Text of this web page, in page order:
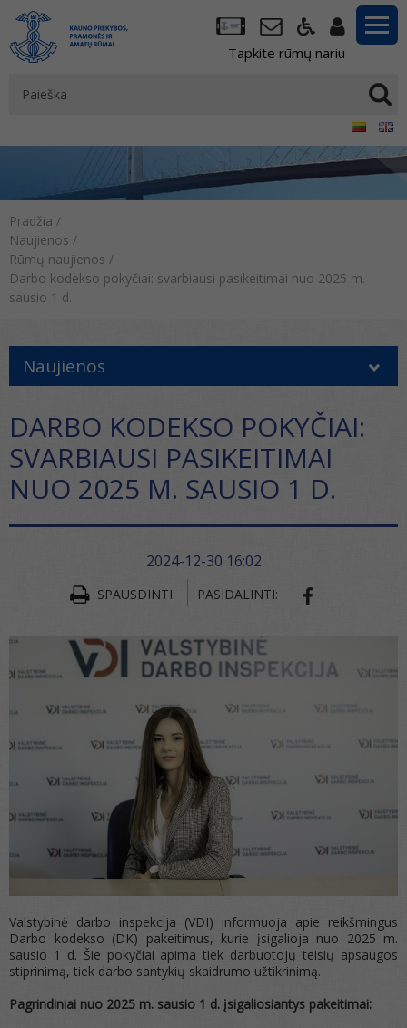
Tapkite rūmų nariu
Pradžia /
Naujienos /
Rūmų naujienos /
Darbo kodekso pokyčiai: svarbiausi pasikeitimai nuo 2025 m.
sausio 1 d.
Naujienos
DARBO KODEKSO POKYČIAI:
SVARBIAUSI PASIKEITIMAI
NUO 2025 M. SAUSIO 1 D.
2024-12-30 16:02
SPAUSDINTI: PASIDALINTI:
Valstybinė darbo inspekcija (VDI) informuoja apie reikšmingus
Darbo kodekso (DK) pakeitimus, kurie įsigalioja nuo 2025 m.
sausio 1 d. Šie pokyčiai apima tiek darbuotojų teisių apsaugos
stiprinimą, tiek darbo santykių skaidrumo užtikrinimą.
Pagrindiniai nuo 2025 m. sausio 1 d. įsigaliosiantys pakeitimai: